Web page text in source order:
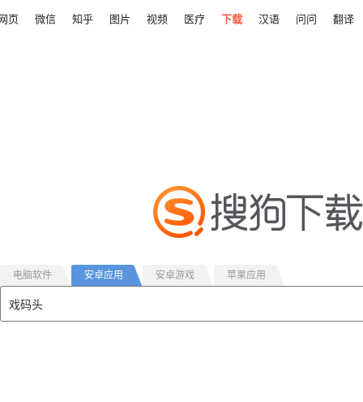
页 微信 知乎 图片 视频 医疗 下载 汉语 问问 翻译
电脑软件 安卓应用 安卓游戏 苹果应用